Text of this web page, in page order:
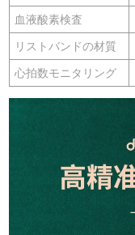
血液酸素検査
リストバンドの材質
心拍数モニタリング